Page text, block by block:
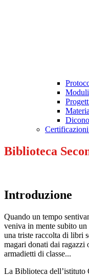
Biblioteca
Introduzione
Quando un tempo
veniva in mente subito
una triste raccolta di libri
magari donati dai ragazzi
armadietti di classe...
La Biblioteca dell’istituto